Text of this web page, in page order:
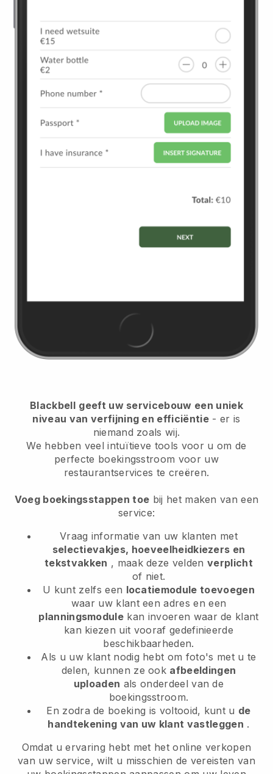
Blackbell geeft uw servicebouw een uniek
niveau van verfijning en efficiëntie- er is
niemand zoals wij.
We hebben veel intuïtieve tools voor u om de
perfecte boekingsstroom voor uw
restaurantservices te creëren.
Voeg boekingsstappen toe bij het maken van een
service:
Vraag informatie van uw klanten met
selectievakjes, hoeveelheidkiezers en
tekstvakken , maak deze veldenverplicht
of niet.
U kunt zelfs een locatiemodule toevoegen
waar uw klant een adres en een
planningsmodule kan invoeren waar de klant
kan kiezen uit vooraf gedefinieerde
beschikbaarheden.
Als u uw klant nodig hebt om foto's met u te
delen, kunnen ze ook afbeeldingen
uploaden als onderdeel van de
boekingsstroom.
En zodra de boeking is voltooid, kunt u de
handtekening van uw klant vastleggen .
Omdat u ervaring hebt met het online verkopen
van uw service, wilt u misschien de vereisten van